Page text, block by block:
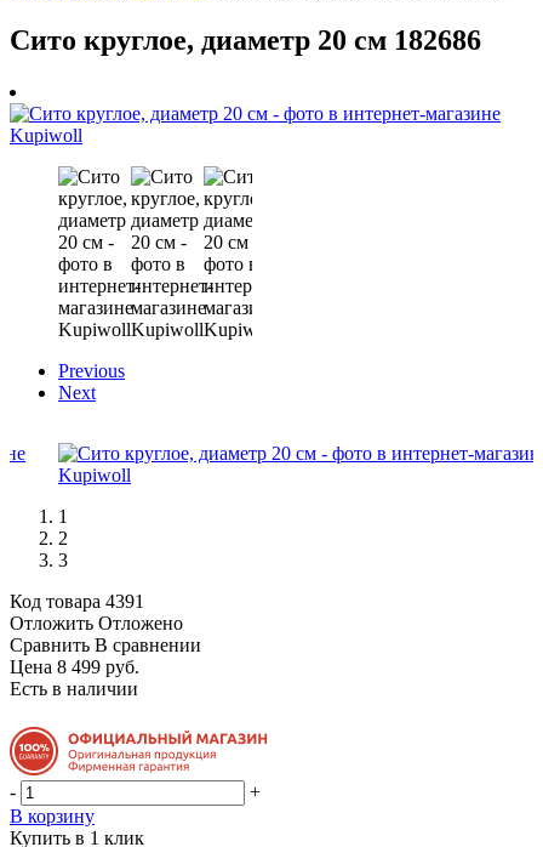
Сито круглое, диаметр 20 см 182686
Previous
Next
1
2
3
Код товара 4391
Отложить Отложено
Сравнить В сравнении
Цена 8 499 руб.
Есть в наличии
-
+
В корзину
Купить в 1 клик